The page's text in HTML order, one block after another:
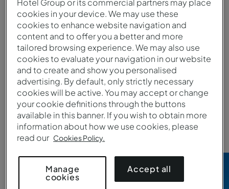
Enviar
1
Está à procura de um hotel
Pestana Collection?
Veja aqui as nossas sugestões.
Hotel Group or its commercial partners may place
cookies in your device. We may use these
cookies to enhance website navigation and
content and to offer you a better and more
tailored browsing experience. We may also use
cookies to evaluate your navigation in our website
and to create and show you personalised
advertising. By default, only strictly necessary
cookies will be active. You may accept or change
your cookie definitions through the buttons
available in this banner. If you wish to obtain more
information about how we use cookies, please
read our Cookies Policy.
Manage
cookies
Accept all